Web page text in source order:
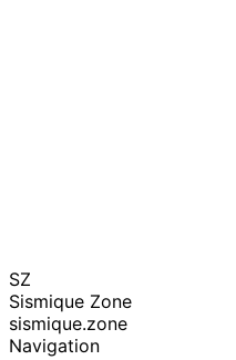
SZ
Sismique Zone
sismique.zone
Navigation